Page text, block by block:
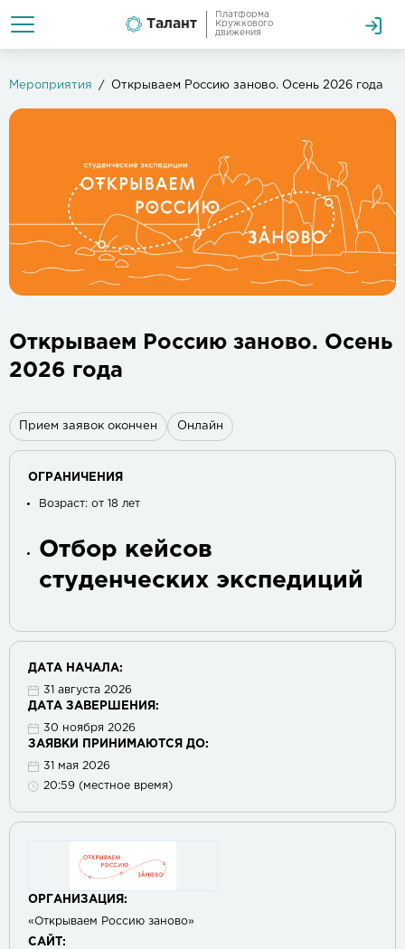
Талант
Платформа
Кружкового
движения
Мероприятия Открываем Россию заново. Осень 2026 года
Открываем Россию заново. Осень
2026 года
Прием заявок окончен Онлайн
ОГРАНИЧЕНИЯ
Возраст: от 18 лет
Отбор кейсов
студенческих экспедиций
ДАТА НАЧАЛА:
31 августа 2026
ДАТА ЗАВЕРШЕНИЯ:
30 ноября 2026
ЗАЯВКИ ПРИНИМАЮТСЯ ДО:
31 мая 2026
20:59 (местное время)
ОРГАНИЗАЦИЯ:
«Открываем Россию заново»
САЙТ: